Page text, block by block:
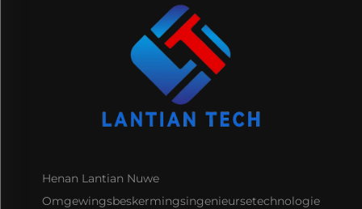
Henan Lantian Nuwe
Omgewingsbeskermingsingenieursetechnologie